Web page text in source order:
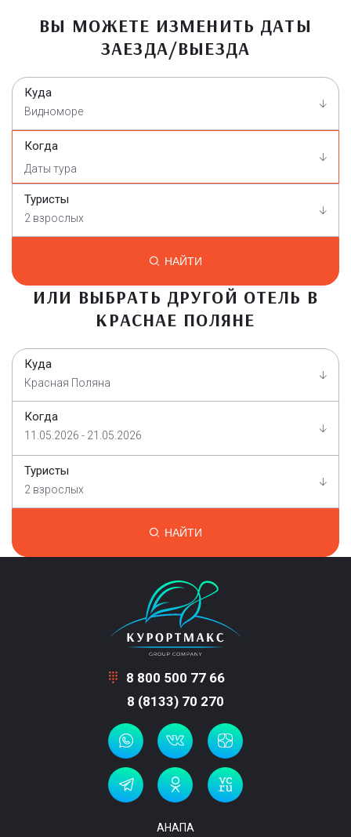
ВЫ МОЖЕТЕ ИЗМЕНИТЬ ДАТЫ
ЗАЕЗДА/ВЫЕЗДА
Куда
Видноморе
Когда
Туристы
2 взрослых
НАЙТИ
ИЛИ ВЫБРАТЬ ДРУГОЙ ОТЕЛЬ В
КРАСНАЕ ПОЛЯНЕ
Куда
Красная Поляна
Когда
11.05.2026 - 21.05.2026
Туристы
2 взрослых
НАЙТИ
8 800 500 77 66
8 (8133) 70 270
АНАПА